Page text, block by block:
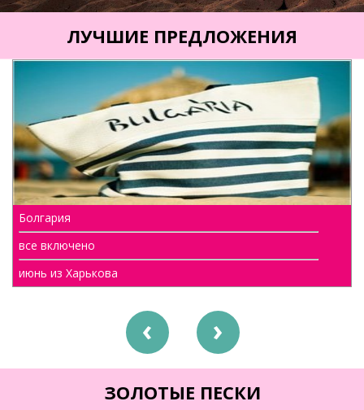
Тунис от $245
Италия от $355
Болгария от $62
ОАЭ от $345
Украина от $11
Туры
Горящие туры
Автобусные туры
Туры по Украине
Журнал ярких путешествий
Новости
Справочник туриста
ЛУЧШИЕ ПРЕДЛОЖЕНИЯ
Болгария
все включено
июнь из Харькова
next
ЗОЛОТЫЕ ПЕСКИ